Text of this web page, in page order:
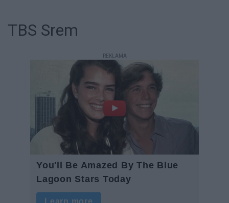
TBS Srem
REKLAMA